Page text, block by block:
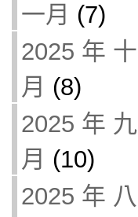
一月 (7)
2025 年 十
月 (8)
2025 年 九
月 (10)
2025 年 八